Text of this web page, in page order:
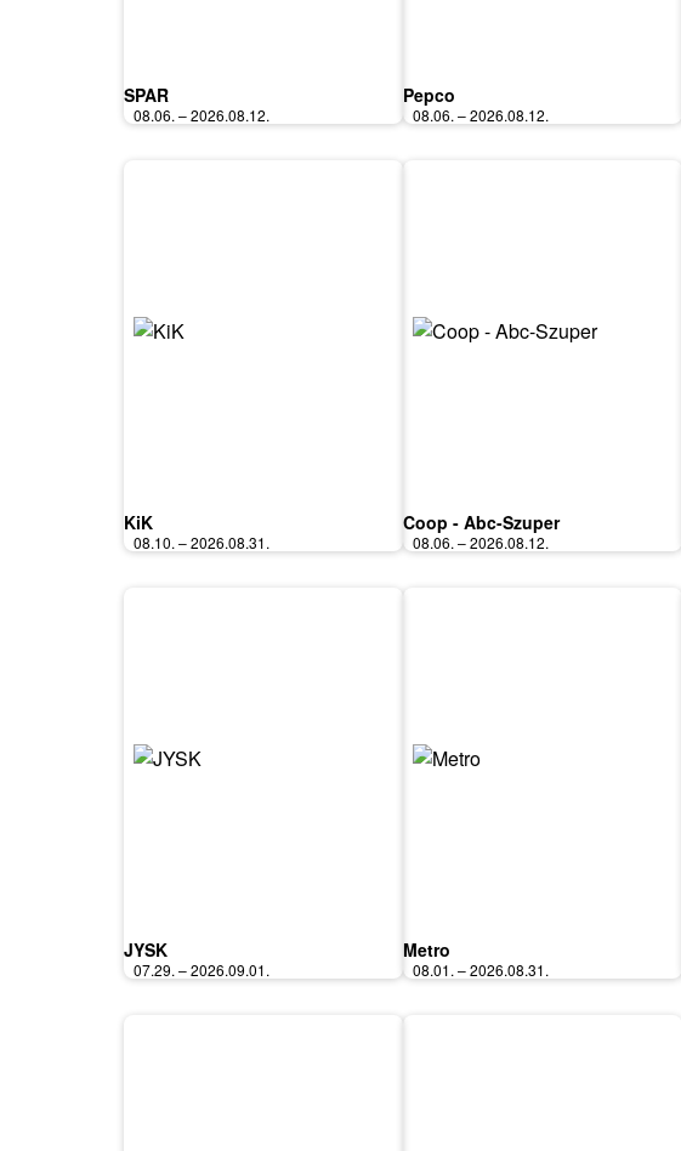
SPAR
08.06. – 2026.08.12.
Pepco
08.06. – 2026.08.12.
KiK
08.10. – 2026.08.31.
Coop - Abc-Szuper
08.06. – 2026.08.12.
JYSK
07.29. – 2026.09.01.
Metro
08.01. – 2026.08.31.